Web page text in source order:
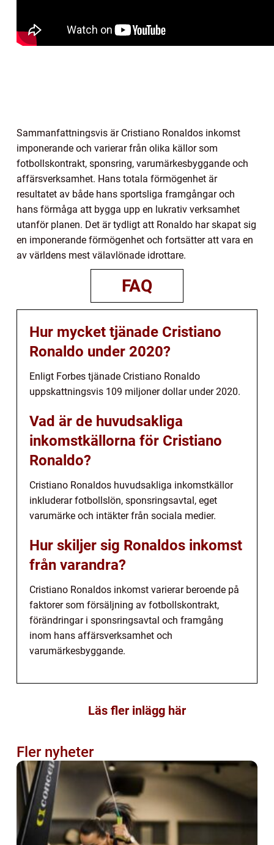
Sammanfattningsvis är Cristiano Ronaldos inkomst
imponerande och varierar från olika källor som
fotbollskontrakt, sponsring, varumärkesbyggande och
affärsverksamhet. Hans totala förmögenhet är
resultatet av både hans sportsliga framgångar och
hans förmåga att bygga upp en lukrativ verksamhet
utanför planen. Det är tydligt att Ronaldo har skapat sig
en imponerande förmögenhet och fortsätter att vara en
av världens mest välavlönade idrottare.
FAQ
Hur mycket tjänade Cristiano
Ronaldo under 2020?
Enligt Forbes tjänade Cristiano Ronaldo
uppskattningsvis 109 miljoner dollar under 2020.
Vad är de huvudsakliga
inkomstkällorna för Cristiano
Ronaldo?
Cristiano Ronaldos huvudsakliga inkomstkällor
inkluderar fotbollslön, sponsringsavtal, eget
varumärke och intäkter från sociala medier.
Hur skiljer sig Ronaldos inkomst
från varandra?
Cristiano Ronaldos inkomst varierar beroende på
faktorer som försäljning av fotbollskontrakt,
förändringar i sponsringsavtal och framgång
inom hans affärsverksamhet och
varumärkesbyggande.
Läs fler inlägg här
Fler nyheter